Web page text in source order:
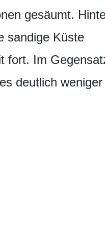
gesäumt.
sandige Küste
fort. Im
deutlich weniger